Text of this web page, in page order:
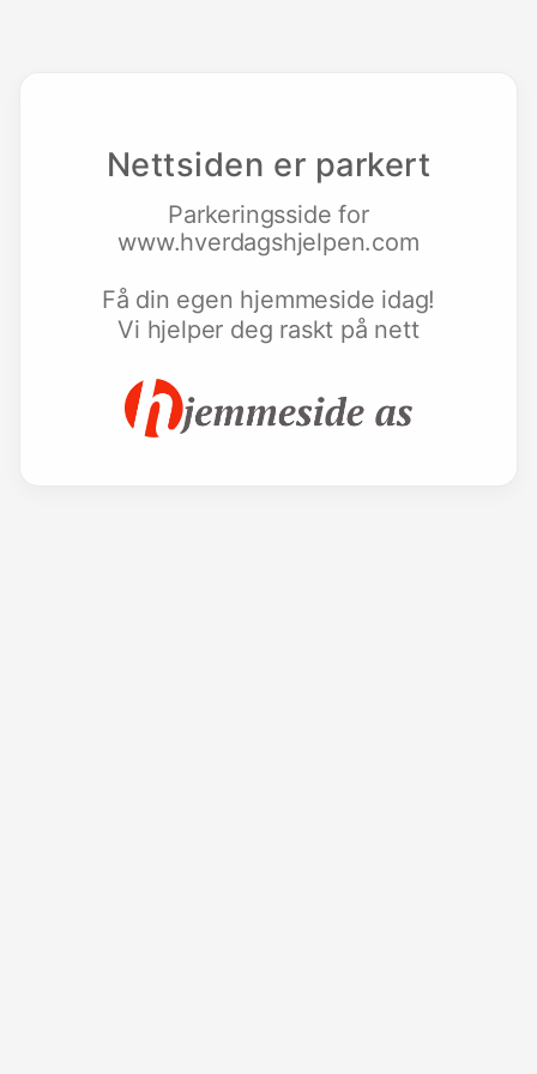
Nettsiden er parkert
Parkeringsside for
www.hverdagshjelpen.com
Få din egen hjemmeside idag!
Vi hjelper deg raskt på nett